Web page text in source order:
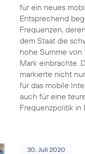
für ein neues
Entsprechend
Frequenzen,
dem Staat die
hohe Summe von
Mark einbrachte.
markierte nicht
für das mobile
auch für eine
Frequenzpolitik in
30. Juli 2020